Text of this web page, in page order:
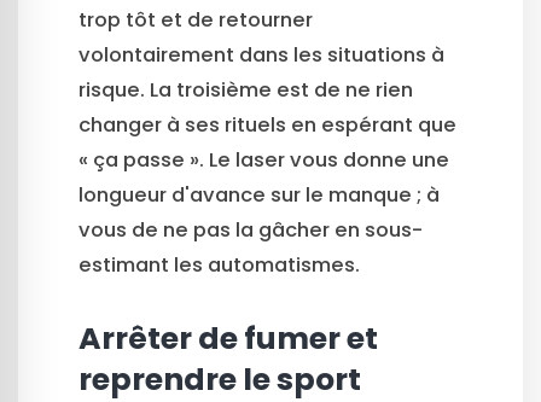
trop tôt et de retourner
volontairement dans les situations à
risque. La troisième est de ne rien
changer à ses rituels en espérant que
« ça passe ». Le laser vous donne une
longueur d'avance sur le manque ; à
vous de ne pas la gâcher en sous-
estimant les automatismes.
Arrêter de fumer et
reprendre le sport